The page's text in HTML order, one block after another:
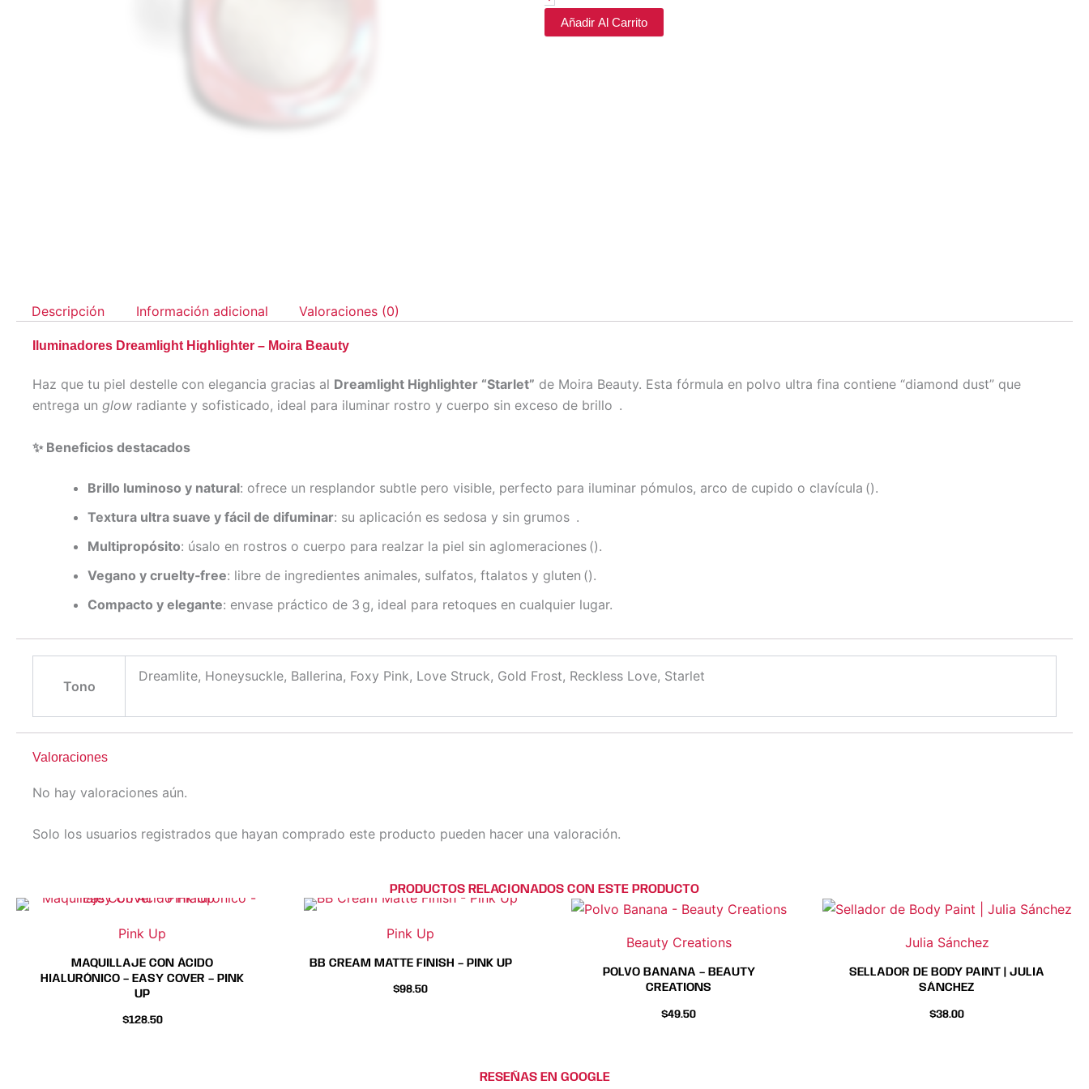
Añadir Al Carrito
Descripción Información adicional Valoraciones (0)
Iluminadores Dreamlight Highlighter – Moira Beauty
Haz que tu piel destelle con elegancia gracias al Dreamlight Highlighter “Starlet” de Moira Beauty. Esta fórmula en polvo ultra fina contiene “diamond dust” que
entrega un glow radiante y sofisticado, ideal para iluminar rostro y cuerpo sin exceso de brillo .
✨ Beneficios destacados
Brillo luminoso y natural: ofrece un resplandor subtle pero visible, perfecto para iluminar pómulos, arco de cupido o clavícula ().
Textura ultra suave y fácil de difuminar: su aplicación es sedosa y sin grumos .
Multipropósito: úsalo en rostros o cuerpo para realzar la piel sin aglomeraciones ().
Vegano y cruelty‑free: libre de ingredientes animales, sulfatos, ftalatos y gluten ().
Compacto y elegante: envase práctico de 3 g, ideal para retoques en cualquier lugar.
Tono
Dreamlite, Honeysuckle, Ballerina, Foxy Pink, Love Struck, Gold Frost, Reckless Love, Starlet
Valoraciones
No hay valoraciones aún.
Solo los usuarios registrados que hayan comprado este producto pueden hacer una valoración.
PRODUCTOS RELACIONADOS CON ESTE PRODUCTO
Pink Up
Este
producto
múltiples
variantes.
Las
MAQUILLAJE CON ÁCIDO
HIALURÓNICO – EASY COVER – PINK
UP
$128.50
Este
producto
múltiples
Las
Pink Up
Este
producto
múltiples
variantes.
BB CREAM MATTE FINISH – PINK UP
$98.50
Este
producto
múltiples
variantes.
Beauty Creations
POLVO BANANA – BEAUTY
CREATIONS
$49.50
Julia Sánchez
SELLADOR DE BODY PAINT | JULIA
SÁNCHEZ
$38.00
RESEÑAS EN GOOGLE